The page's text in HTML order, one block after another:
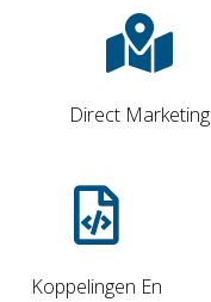
Direct Marketing
Koppelingen En